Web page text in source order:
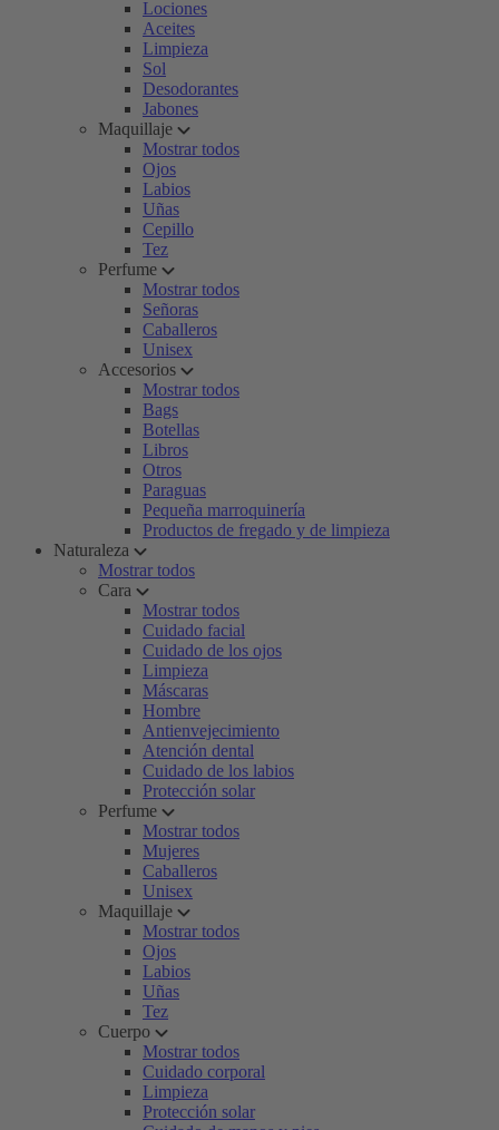
Lociones
Aceites
Limpieza
Sol
Desodorantes
Jabones
Maquillaje
Mostrar todos
Ojos
Labios
Uñas
Cepillo
Tez
Perfume
Mostrar todos
Señoras
Caballeros
Unisex
Accesorios
Mostrar todos
Bags
Botellas
Libros
Otros
Paraguas
Pequeña marroquinería
Productos de fregado y de limpieza
Naturaleza
Mostrar todos
Cara
Mostrar todos
Cuidado facial
Cuidado de los ojos
Limpieza
Máscaras
Hombre
Antienvejecimiento
Atención dental
Cuidado de los labios
Protección solar
Perfume
Mostrar todos
Mujeres
Caballeros
Unisex
Maquillaje
Mostrar todos
Ojos
Labios
Uñas
Tez
Cuerpo
Mostrar todos
Cuidado corporal
Limpieza
Protección solar